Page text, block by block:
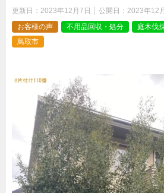
更新日： 2023年12月7日 公開日： 2023年12
お客様の声
不用品回収・処分
庭木伐
鳥取市